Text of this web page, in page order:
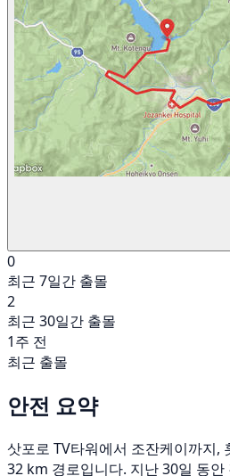
0
최근 7일간 출몰
2
최근 30일간 출몰
1주 전
최근 출몰
안전 요약
삿포로 TV타워에서 조잔케이까지,
32 km 경로입니다. 지난 30일 동